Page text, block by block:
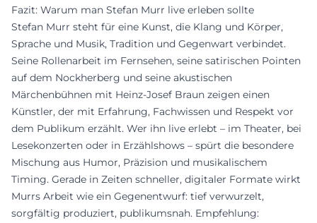
Fazit: Warum man Stefan Murr live erleben sollte
Stefan Murr steht für eine Kunst, die Klang und Körper,
Sprache und Musik, Tradition und Gegenwart verbindet.
Seine Rollenarbeit im Fernsehen, seine satirischen Pointen
auf dem Nockherberg und seine akustischen
Märchenbühnen mit Heinz‑Josef Braun zeigen einen
Künstler, der mit Erfahrung, Fachwissen und Respekt vor
dem Publikum erzählt. Wer ihn live erlebt – im Theater, bei
Lesekonzerten oder in Erzählshows – spürt die besondere
Mischung aus Humor, Präzision und musikalischem
Timing. Gerade in Zeiten schneller, digitaler Formate wirkt
Murrs Arbeit wie ein Gegenentwurf: tief verwurzelt,
sorgfältig produziert, publikumsnah. Empfehlung: